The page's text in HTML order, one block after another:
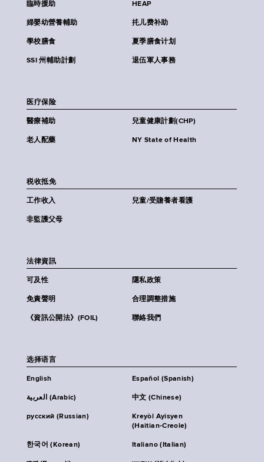
臨時援助 HEAP
婦嬰幼營養輔助 扥儿费补助
學校膳食 夏季膳食计划
SSI 州輔助計劃 退伍軍人事務
医疗保险
醫療補助 兒童健康計劃(CHP)
老人配藥 NY State of Health
税收抵免
工作收入 兒童/受贍養者看護
非監護父母
法律資訊
可及性 隱私政策
免責聲明 合理調整措施
《資訊公開法》(FOIL) 聯絡我們
选择语言
English Español (Spanish)
العربية (Arabic) 中文 (Chinese)
русский (Russian)
Kreyòl Ayisyen
(Haitian-Creole)
한국어 (Korean) Italiano (Italian)